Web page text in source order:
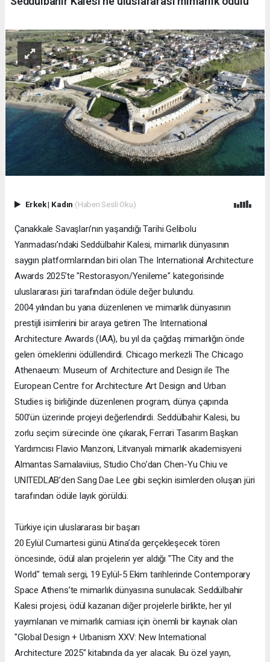
Erkek| Kadın (Haberi Sesli Oku)
Çanakkale Savaşları’nın yaşandığı Tarihi Gelibolu
Yarımadası’ndaki Seddülbahir Kalesi, mimarlık dünyasının
saygın platformlarından biri olan The International Architecture
Awards 2025’te "Restorasyon/Yenileme" kategorisinde
uluslararası jüri tarafından ödüle değer bulundu.
2004 yılından bu yana düzenlenen ve mimarlık dünyasının
prestijli isimlerini bir araya getiren The International
Architecture Awards (IAA), bu yıl da çağdaş mimarlığın önde
gelen örneklerini ödüllendirdi. Chicago merkezli The Chicago
Athenaeum: Museum of Architecture and Design ile The
European Centre for Architecture Art Design and Urban
Studies iş birliğinde düzenlenen program, dünya çapında
500’ün üzerinde projeyi değerlendirdi. Seddülbahir Kalesi, bu
zorlu seçim sürecinde öne çıkarak, Ferrari Tasarım Başkan
Yardımcısı Flavio Manzoni, Litvanyalı mimarlık akademisyeni
Almantas Samalaviius, Studio Cho’dan Chen-Yu Chiu ve
UNITEDLAB’den Sang Dae Lee gibi seçkin isimlerden oluşan jüri
tarafından ödüle layık görüldü.
Türkiye için uluslararası bir başarı
20 Eylül Cumartesi günü Atina’da gerçekleşecek tören
öncesinde, ödül alan projelerin yer aldığı "The City and the
World" temalı sergi, 19 Eylül-5 Ekim tarihlerinde Contemporary
Space Athens’te mimarlık dünyasına sunulacak. Seddülbahir
Kalesi projesi, ödül kazanan diğer projelerle birlikte, her yıl
yayımlanan ve mimarlık camiası için önemli bir kaynak olan
"Global Design + Urbanism XXV: New International
Architecture 2025" kitabında da yer alacak. Bu özel yayın,